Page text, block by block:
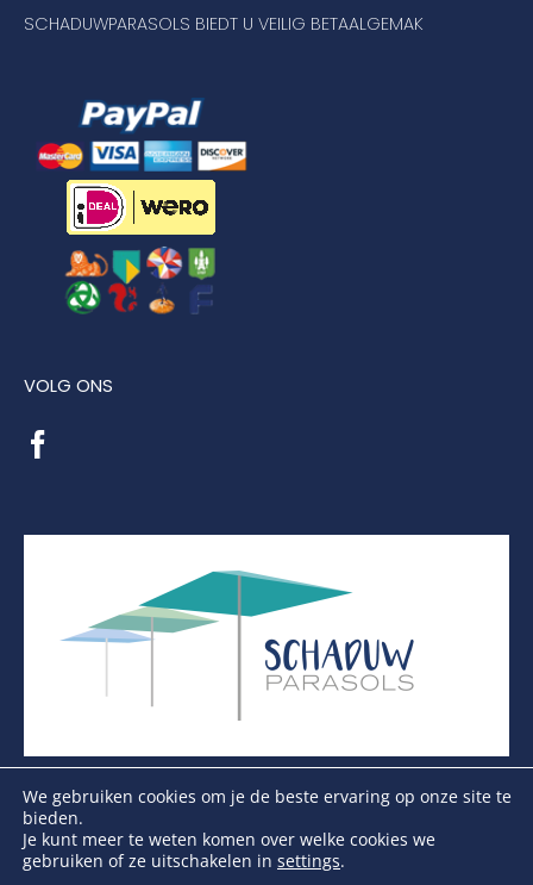
SCHADUWPARASOLS BIEDT U VEILIG BETAALGEMAK
VOLG ONS
Copyright Schaduwparasols © 2026. Alle Rechten
We gebruiken cookies om je de beste ervaring op onze site te
bieden.
Je kunt meer te weten komen over welke cookies we
gebruiken of ze uitschakelen in settings.